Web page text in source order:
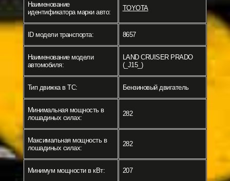
Наименование
идентификатора марки авто:
TOYOTA
ID модели транспорта: 8657
Наименование модели
автомобиля:
LAND CRUISER PRADO
(_J15_)
Тип движка в ТС: Бензиновый двигатель
Минимальная мощность в
лошадиных силах:
282
Максимальная мощность в
лошадиных силах:
282
Минимум мощности в кВт: 207